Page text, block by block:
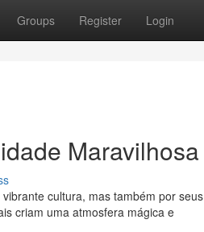
Groups Register Login
Maravilhosa
cultura, mas também por
criam uma atmosfera mágica e